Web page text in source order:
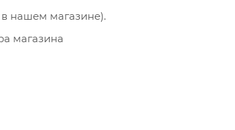
нашем магазине).
магазина